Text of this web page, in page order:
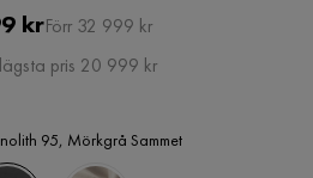
Pris
krOriginal
Pris
Förr 32 999 kr
pris 20 999 kr
95, Mörkgrå Sammet